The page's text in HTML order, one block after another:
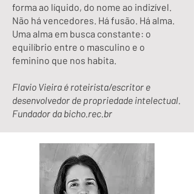
forma ao líquido, do nome ao indizível.
Não há vencedores. Há fusão. Há alma.
Uma alma em busca constante: o
equilíbrio entre o masculino e o
feminino que nos habita.
Flavio Vieira é roteirista/escritor e
desenvolvedor de propriedade intelectual.
Fundador da bicho.rec.br